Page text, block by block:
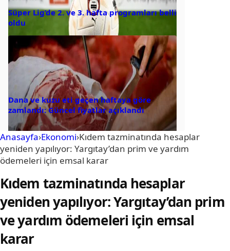
Süper Lig’de 2. ve 3. hafta programları belli
oldu
Dana ve kuzu eti geçen haftaya göre
zamlandı: Güncel fiyatlar açıklandı
Anasayfa›Ekonomi›Kıdem tazminatında hesaplar
yeniden yapılıyor: Yargıtay’dan prim ve yardım
ödemeleri için emsal karar
Kıdem tazminatında hesaplar
yeniden yapılıyor: Yargıtay’dan prim
ve yardım ödemeleri için emsal
karar